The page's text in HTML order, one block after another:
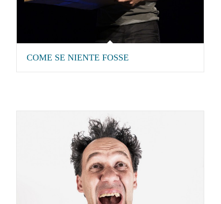
COME SE NIENTE FOSSE